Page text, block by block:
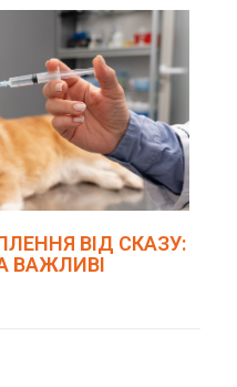
ВІД СКАЗУ:
ВАЖЛИВІ